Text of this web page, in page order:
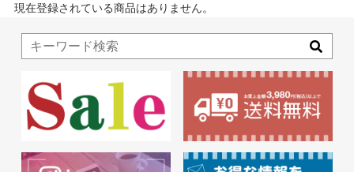
現在登録されている商品はありません。